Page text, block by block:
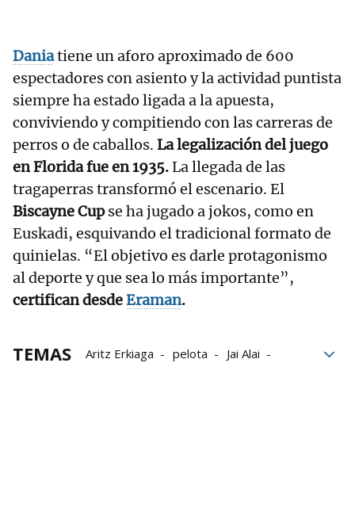
Daniatiene un aforo aproximado de 600
espectadores con asiento y la actividad puntista
siempre ha estado ligada a la apuesta,
conviviendo y compitiendo con las carreras de
perros o de caballos. La legalización del juego
en Florida fue en 1935.La llegada de las
tragaperras transformó el escenario. El
Biscayne Cupse ha jugado a jokos, como en
Euskadi, esquivando el tradicional formato de
quinielas. “El objetivo es darle protagonismo
al deporte y que sea lo más importante”,
certifican desdeEraman.
TEMAS Aritz Erkiaga pelota
Jai Alai